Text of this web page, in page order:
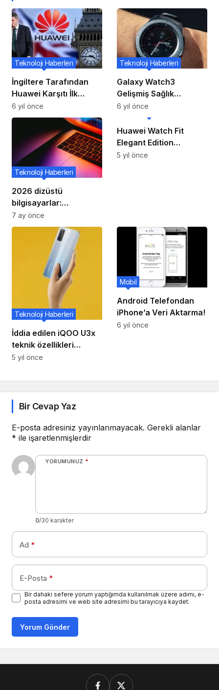
İngiltere Tarafından
Huawei Karşıtı İlk
Somut Adım Atıldı!
Teknoloji Haberleri
6 yıl önce
Galaxy Watch3
Gelişmiş Sağlık
Teknolojisini Şık Bir
Şekilde Bileğinize
Yerleştirir
Teknoloji Haberleri
6 yıl önce
2026 dizüstü
bilgisayarlar:
performans artışı ama
RAM fiyatları sorun
Teknoloji Haberleri
7 ay önce
Huawei Watch Fit
Elegant Edition
İncelemesi
Teknoloji Haberleri
5 yıl önce
İddia edilen iQOO U3x
teknik özellikleri
sızıntısı 90 Hz ekran,
koyuyor
Teknoloji Haberleri
5 yıl önce
Android Telefondan
iPhone’a Veri Aktarma!
Mobil
6 yıl önce
Bir Cevap Yaz
E-posta adresiniz yayınlanmayacak. Gerekli alanlar
* ile işaretlenmişlerdir
YORUMUNUZ *
0/30 karakter
Ad *
E-Posta *
Bir dahaki sefere yorum yaptığımda kullanılmak üzere adımı, e-
posta adresimi ve web site adresimi bu tarayıcıya kaydet.
Yorum Gönder